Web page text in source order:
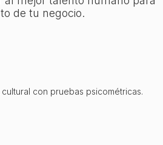
de tu negocio.
con pruebas psicométricas.